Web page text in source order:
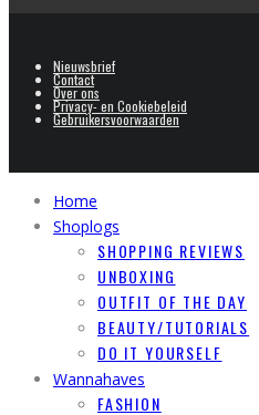
Nieuwsbrief
Contact
Over ons
Privacy- en Cookiebeleid
Gebruikersvoorwaarden
Home
Shoplogs
SHOPPING REVIEWS
UNBOXING
OUTFIT OF THE DAY
BEAUTY/TUTORIALS
DO IT YOURSELF
Wannahaves
FASHION